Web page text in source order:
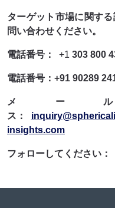
ターゲット市場に関す
問い合わせください。
電話番号： +1 303 800
電話番号：+91 90289
メー
ス：
insights.com
フォローしてください：